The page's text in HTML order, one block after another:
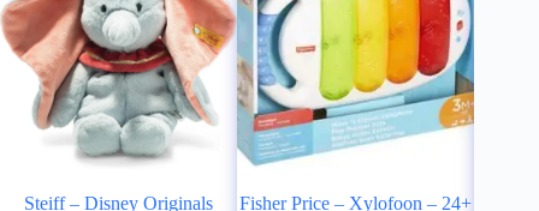
Steiff – Disney Originals
Fisher Price – Xylofoon – 24+